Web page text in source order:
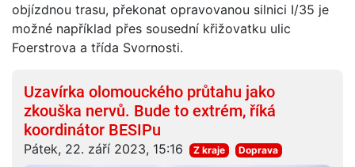
objízdnou trasu, překonat opravovanou silnici I/35 je
možné například přes sousední křižovatku ulic
Foerstrova a třída Svornosti.
Uzavírka olomouckého průtahu jako
zkouška nervů. Bude to extrém, říká
koordinátor BESIPu
Pátek, 22. září 2023, 15:16 Z kraje Doprava